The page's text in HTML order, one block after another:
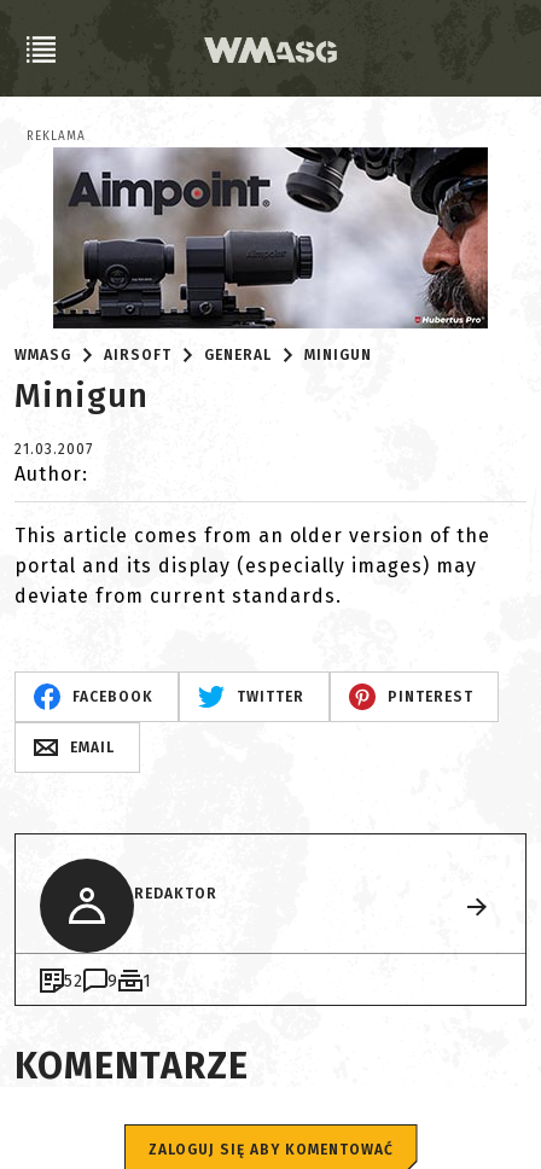
REKLAMA
WMASG AIRSOFT GENERAL MINIGUN
Minigun
21.03.2007
Author:
This article comes from an older version of the
portal and its display (especially images) may
deviate from current standards.
FACEBOOK TWITTER PINTEREST
EMAIL
REDAKTOR
52 9 1
KOMENTARZE
ZALOGUJ SIĘ ABY KOMENTOWAĆ